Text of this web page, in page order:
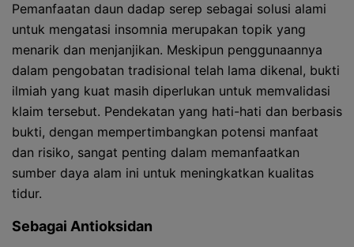
Pemanfaatan daun dadap serep sebagai solusi alami
untuk mengatasi insomnia merupakan topik yang
menarik dan menjanjikan. Meskipun penggunaannya
dalam pengobatan tradisional telah lama dikenal, bukti
ilmiah yang kuat masih diperlukan untuk memvalidasi
klaim tersebut. Pendekatan yang hati-hati dan berbasis
bukti, dengan mempertimbangkan potensi manfaat
dan risiko, sangat penting dalam memanfaatkan
sumber daya alam ini untuk meningkatkan kualitas
tidur.
Sebagai Antioksidan